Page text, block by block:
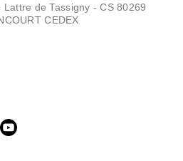
de Tassigny - CS 80269
CEDEX